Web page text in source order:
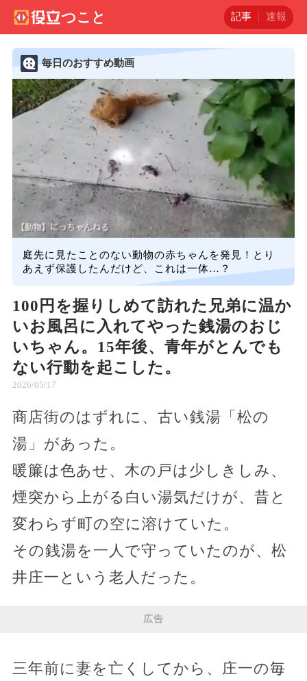
記事 速報
毎日のおすすめ動画
庭先に見たことのない動物の赤ちゃんを発見！とり
あえず保護したんだけど、これは一体…？
100円を握りしめて訪れた兄弟に温か
いお風呂に入れてやった銭湯のおじ
いちゃん。15年後、青年がとんでも
ない行動を起こした。
2026/05/17
商店街のはずれに、古い銭湯「松の
湯」があった。
暖簾は色あせ、木の戸は少しきしみ、
煙突から上がる白い湯気だけが、昔と
変わらず町の空に溶けていた。
その銭湯を一人で守っていたのが、松
井庄一という老人だった。
広告
三年前に妻を亡くしてから、庄一の毎